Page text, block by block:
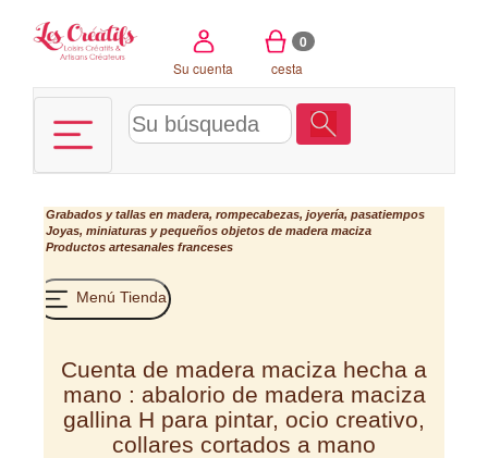
Su cuenta
0
cesta
Grabados y tallas en madera, rompecabezas, joyería, pasatiempos
Joyas, miniaturas y pequeños objetos de madera maciza
Productos artesanales franceses
Menú Tienda
Cuenta de madera maciza hecha a
mano : abalorio de madera maciza
gallina H para pintar, ocio creativo,
collares cortados a mano